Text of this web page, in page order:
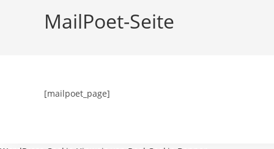
MailPoet-Seite
[mailpoet_page]